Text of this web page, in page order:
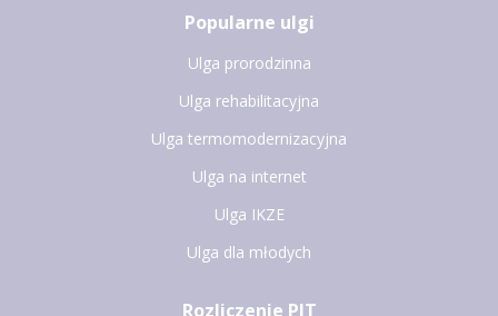
Popularne ulgi
Ulga prorodzinna
Ulga rehabilitacyjna
Ulga termomodernizacyjna
Ulga na internet
Ulga IKZE
Ulga dla młodych
Rozliczenie PIT